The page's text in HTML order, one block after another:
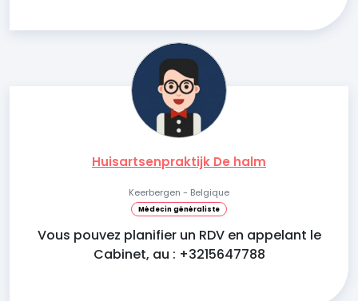
Huisartsenpraktijk De halm
Keerbergen - Belgique
Médecin généraliste
Vous pouvez planifier un RDV en appelant le
Cabinet, au : +3215647788